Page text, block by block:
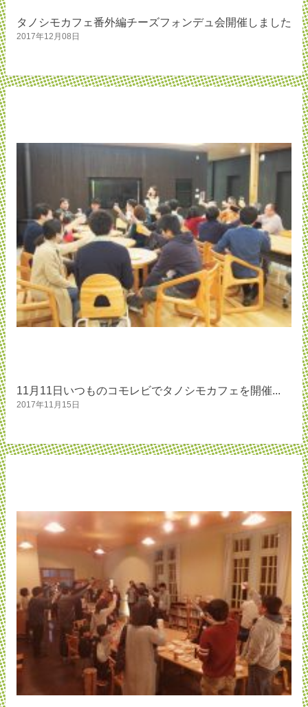
タノシモカフェ番外編チーズフォンデュ会開催しました
2017年12月08日
11月11日いつものコモレビでタノシモカフェを開催...
2017年11月15日